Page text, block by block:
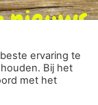
nieuws
DOOR:
ervaring te
Bij het
met het